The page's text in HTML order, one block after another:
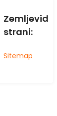
Zemljevid
strani:
Sitemap